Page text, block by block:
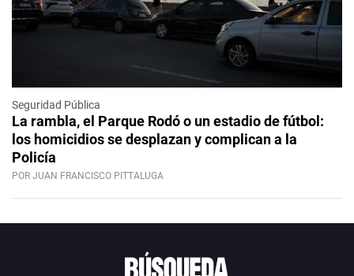
Seguridad Pública
La rambla, el Parque Rodó o un estadio de fútbol:
los homicidios se desplazan y complican a la
Policía
POR JUAN FRANCISCO PITTALUGA